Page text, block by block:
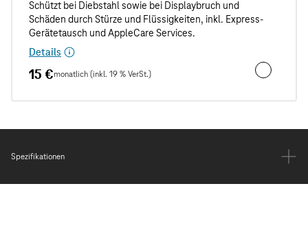
Details
15 €monatlich (inkl. 19 % VerSt.) Unfall- und
Spezifikationen